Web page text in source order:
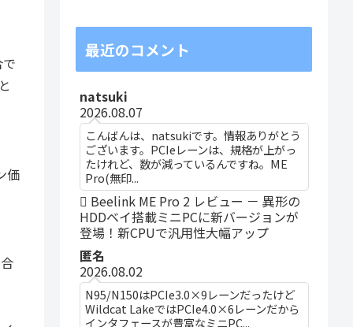
価
最近のコメント
natsuki
2026.08.07
こんばんは、natsukiです。情報ありがとう
ございます。PCIeレーンは、規格が上がっ
たけれど、数が減っているんですね。ME
Pro(無印...
Beelink ME Pro 2 レビュー － 異形の
HDDベイ搭載ミニPCに新バージョンが
登場！新CPUで汎用性大幅アップ
匿名
2026.08.02
N95/N150はPCIe3.0×9レーンだったけど
Wildcat LakeではPCIe4.0×6レーンだから
インタフェースが豊富なミニPC...